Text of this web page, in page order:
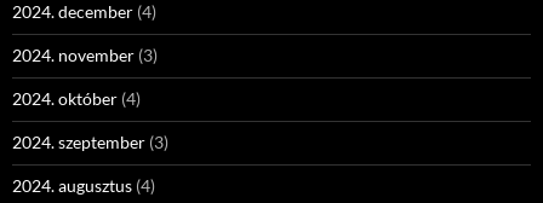
2024. december (4)
2024. november (3)
2024. október (4)
2024. szeptember (3)
2024. augusztus (4)